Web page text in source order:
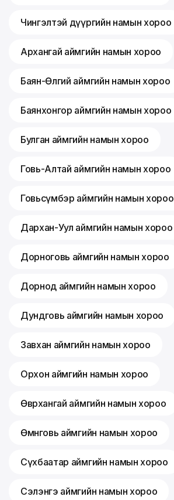
Чингэлтэй дүүргийн намын хороо
Архангай аймгийн намын хороо
Баян-Өлгий аймгийн намын хороо
Баянхонгор аймгийн намын хороо
Булган аймгийн намын хороо
Говь-Алтай аймгийн намын хороо
Говьсүмбэр аймгийн намын хороо
Дархан-Уул аймгийн намын хороо
Дорноговь аймгийн намын хороо
Дорнод аймгийн намын хороо
Дундговь аймгийн намын хороо
Завхан аймгийн намын хороо
Орхон аймгийн намын хороо
Өвөрхангай аймгийн намын хороо
Өмнөговь аймгийн намын хороо
Сүхбаатар аймгийн намын хороо
Сэлэнгэ аймгийн намын хороо